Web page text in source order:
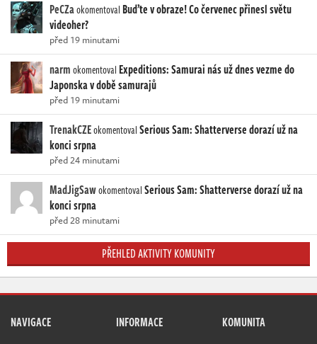
PeCZaokomentoval Buďte v obraze! Co červenec přinesl světu
videoher?
před 19 minutami
narmokomentoval Expeditions: Samurai nás už dnes vezme do
Japonska v době samurajů
před 19 minutami
TrenakCZEokomentovalSerious Sam: Shatterverse dorazí už na
konci srpna
před 24 minutami
MadJigSawokomentovalSerious Sam: Shatterverse dorazí už na
konci srpna
před 28 minutami
PŘEHLED AKTIVITY KOMUNITY
NAVIGACE INFORMACE KOMUNITA